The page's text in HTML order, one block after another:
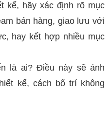
kế, hãy xác định rõ mục
bán hàng, giao lưu với
hay kết hợp nhiều mục
là ai? Điều này sẽ ảnh
kế, cách bố trí không